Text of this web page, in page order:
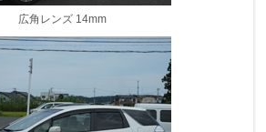
広角レンズ 14mm